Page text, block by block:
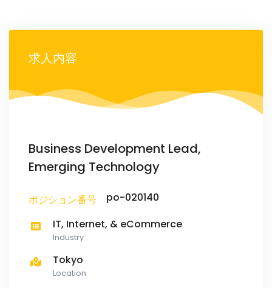
求人内容
Business Development Lead,
Emerging Technology
ポジション番号
po-020140
IT, Internet, & eCommerce
Industry
Tokyo
Location